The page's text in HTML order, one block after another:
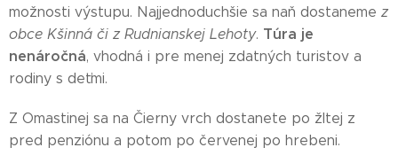
možnosti výstupu. Najjednoduchšie sa naň dostaneme z
obce Kšinná či z Rudnianskej Lehoty. Túra je
nenáročná, vhodná i pre menej zdatných turistov a
rodiny s deťmi.
Z Omastinej sa na Čierny vrch dostanete po žltej z
pred penziónu a potom po červenej po hrebeni.